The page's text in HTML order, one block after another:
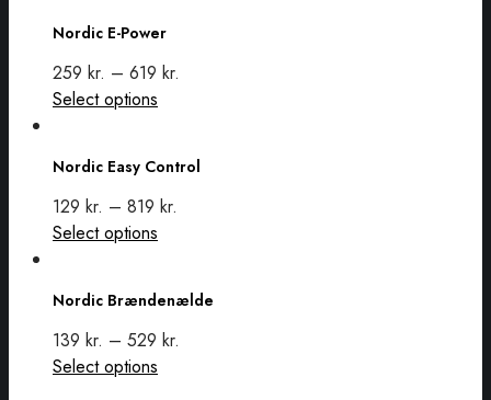
Power
Nordic E-Power
259 kr. – 619 kr.
Select options
multiple
variants.
be
chosen
Control
Nordic Easy Control
129 kr. – 819 kr.
Select options
multiple
variants.
Nordic Brændenælde
139 kr. – 529 kr.
Select options